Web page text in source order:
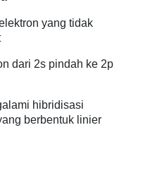
yang tidak
dari 2s pindah ke 2p
hibridisasi
berbentuk linier